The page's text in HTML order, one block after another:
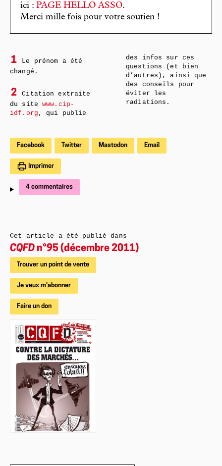
ici : PAGE HELLO ASSO.
Merci mille fois pour votre soutien !
1
Le prénom a été
changé.
2
Citation extraite
du sitewww.cip-
idf.org , qui publie
des infos sur ces
questions (et bien
d’autres), ainsi que
des conseils pour
éviter les
radiations.
Facebook Twitter Mastodon Email
Imprimer
4 commentaires
Cet article a été publié dans
CQFD n°95 (décembre 2011)
Trouver un point de vente
Je veux m'abonner
Faire un don